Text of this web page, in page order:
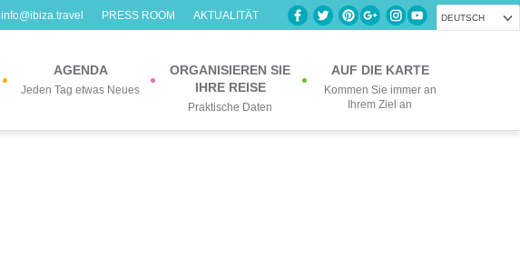
DEUTSCH
info@ibiza.travel PRESS ROOM AKTUALITÄT
AGENDA
Jeden Tag etwas Neues
ORGANISIEREN SIE
IHRE REISE
Praktische Daten
AUF DIE KARTE
Kommen Sie immer an
Ihrem Ziel an